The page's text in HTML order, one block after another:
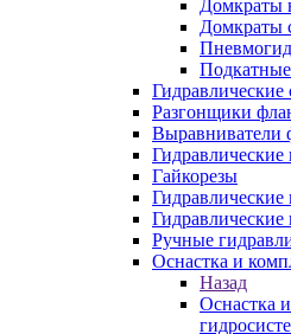
Домкраты
Домкраты
Гидравлические
Разгонщики
Выравниватели
Гидравлические
Гайкорезы
Ручные
Оснастка и
Назад
Оснастка